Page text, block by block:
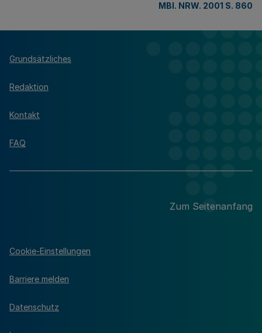
MBl. NRW. 2001 S. 860
Grundsätzliches
Redaktion
Kontakt
FAQ
Zum Seitenanfang
Cookie-Einstellungen
Barriere melden
Datenschutz